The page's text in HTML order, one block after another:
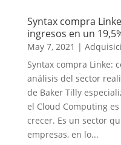
Syntax compra
ingresos en un
May 7, 2021 |
Syntax compra Linke:
análisis del sector
de Baker Tilly
el Cloud Computing
crecer. Es un sector
empresas, en lo...